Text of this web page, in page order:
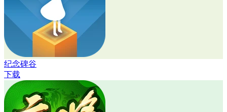
纪念碑谷
下载